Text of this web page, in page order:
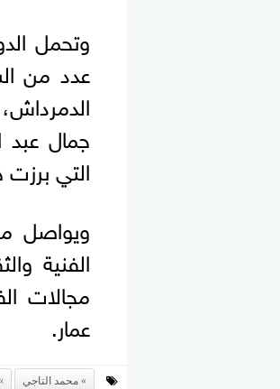
وتحمل
عدد من
جمال عبد
التي برزت
ويواصل
الفنية
مجالات
عمار.
محمد التاجي